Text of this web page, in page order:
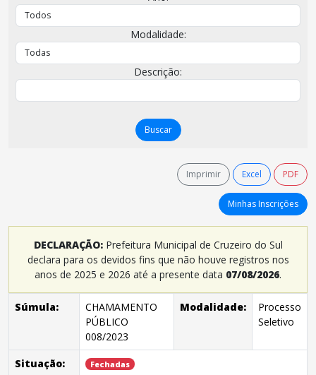
Modalidade:
Descrição:
Buscar
Imprimir Excel PDF
Minhas Inscrições
DECLARAÇÃO:Prefeitura Municipal de Cruzeiro do Sul
declara para os devidos fins que não houve registros nos
anos de 2025 e 2026 até a presente data 07/08/2026.
Súmula:
CHAMAMENTO
PÚBLICO
008/2023
Modalidade:
Processo
Seletivo
Situação: Fechadas